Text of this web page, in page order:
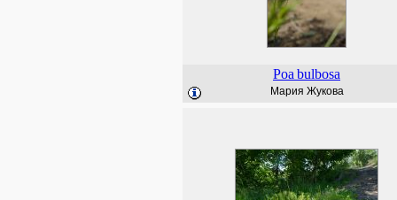
Poa bulbosa
Мария Жукова